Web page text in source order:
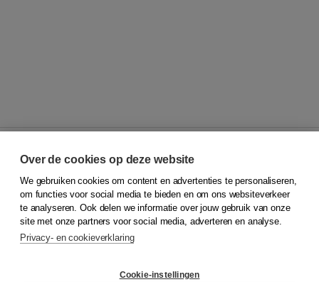
© 2026Koninklijke Boom uitgevers
Klantenservice
Service & informatie
Contact
Over de cookies op deze website
We gebruiken cookies om content en advertenties te personaliseren,
om functies voor social media te bieden en om ons websiteverkeer
te analyseren. Ook delen we informatie over jouw gebruik van onze
site met onze partners voor social media, adverteren en analyse.
Privacy- en cookieverklaring
Cookie-instellingen